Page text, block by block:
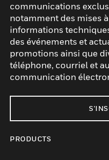
communications
notamment des mises
informations
des événements et
promotions ainsi que
téléphone, courriel et
communication
PRODUCTS